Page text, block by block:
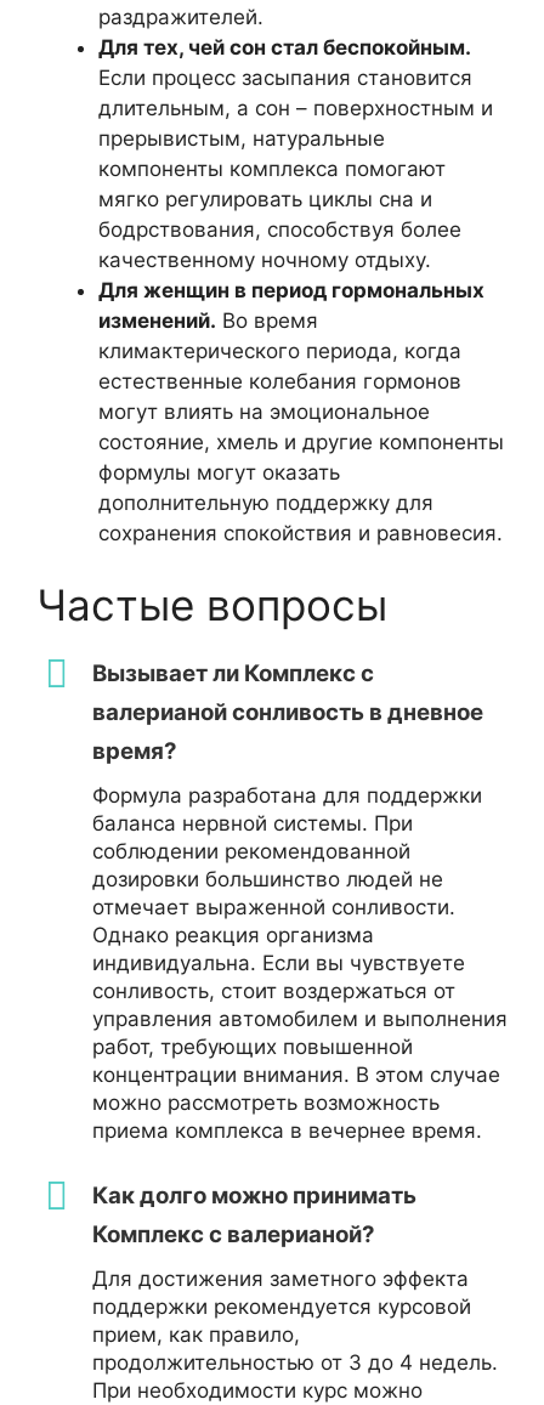
раздражителей.
Для тех, чей сон стал беспокойным.
Если процесс засыпания становится
длительным, а сон – поверхностным и
прерывистым, натуральные
компоненты комплекса помогают
мягко регулировать циклы сна и
бодрствования, способствуя более
качественному ночному отдыху.
Для женщин в период гормональных
изменений. Во время
климактерического периода, когда
естественные колебания гормонов
могут влиять на эмоциональное
состояние, хмель и другие компоненты
формулы могут оказать
дополнительную поддержку для
сохранения спокойствия и равновесия.
Частые вопросы
Вызывает ли Комплекс с
валерианой сонливость в дневное
время?
Формула разработана для поддержки
баланса нервной системы. При
соблюдении рекомендованной
дозировки большинство людей не
отмечает выраженной сонливости.
Однако реакция организма
индивидуальна. Если вы чувствуете
сонливость, стоит воздержаться от
управления автомобилем и выполнения
работ, требующих повышенной
концентрации внимания. В этом случае
можно рассмотреть возможность
приема комплекса в вечернее время.
Как долго можно принимать
Комплекс с валерианой?
Для достижения заметного эффекта
поддержки рекомендуется курсовой
прием, как правило,
продолжительностью от 3 до 4 недель.
При необходимости курс можно